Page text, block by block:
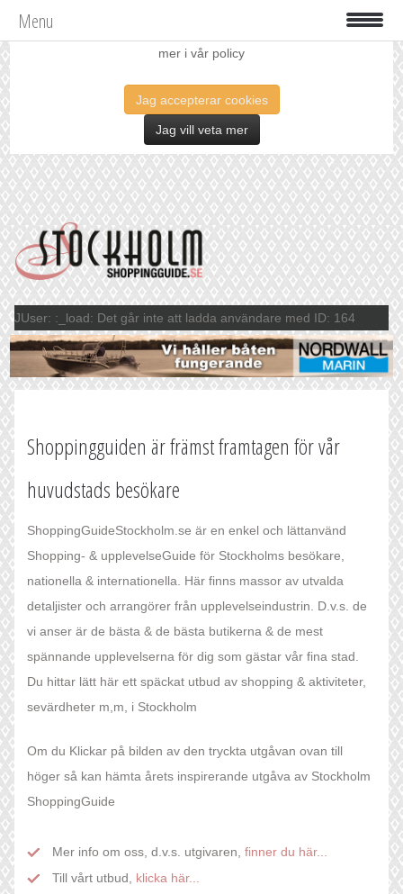
Vi använder oss av cookies för att förbättra din upplevelse. Läs
mer i vår policy
Jag accepterar cookies
Jag vill veta mer
Menu
JUser: :_load: Det går inte att ladda användare med ID: 164
Shoppingguiden är främst framtagen för vår
huvudstads besökare
ShoppingGuideStockholm.se är en enkel och lättanvänd
Shopping- & upplevelseGuide för Stockholms besökare,
nationella & internationella. Här finns massor av utvalda
detaljister och arrangörer från upplevelseindustrin. D.v.s. de
vi anser är de bästa & de bästa butikerna & de mest
spännande upplevelserna för dig som gästar vår fina stad.
Du hittar lätt här ett späckat utbud av shopping & aktiviteter,
sevärdheter m,m, i Stockholm
Om du Klickar på bilden av den tryckta utgåvan ovan till
höger så kan hämta årets inspirerande utgåva av Stockholm
ShoppingGuide
Mer info om oss, d.v.s. utgivaren, finner du här...
Till vårt utbud, klicka här...